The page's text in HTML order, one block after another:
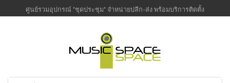
ศูนย์รวมอุปกรณ์ "ชุดประชุม" จำหน่ายปลีก-ส่ง พร้อมบริการติดตั้ง